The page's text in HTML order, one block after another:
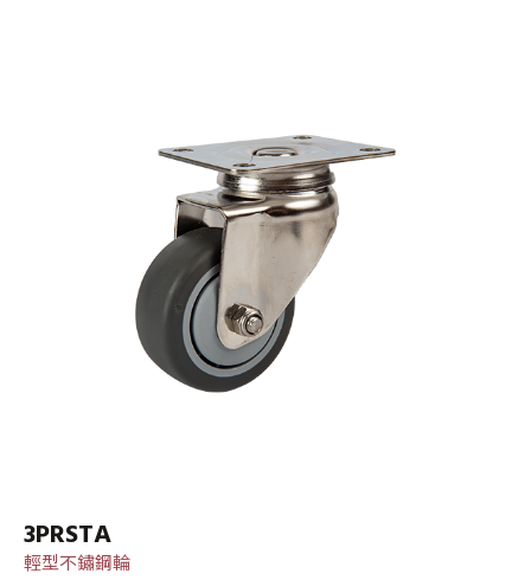
3PRSTA
輕型不鏽鋼輪